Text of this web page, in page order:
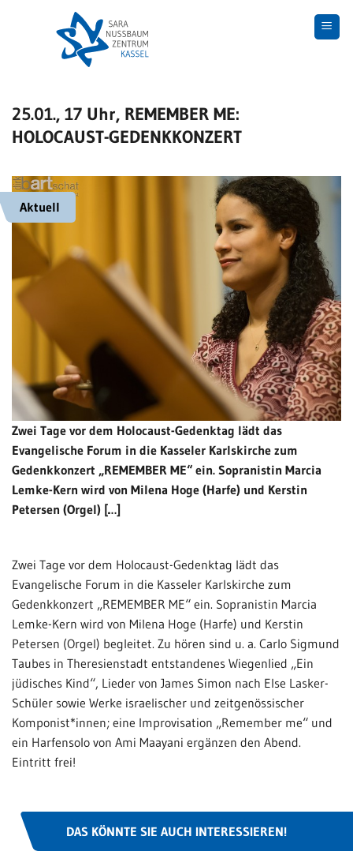
25.01., 17 Uhr, REMEMBER ME:
HOLOCAUST-GEDENKKONZERT
Aktuell
Zwei Tage vor dem Holocaust-Gedenktag lädt das
Evangelische Forum in die Kasseler Karlskirche zum
Gedenkkonzert „REMEMBER ME“ ein. Sopranistin Marcia
Lemke-Kern wird von Milena Hoge (Harfe) und Kerstin
Petersen (Orgel) […]
Zwei Tage vor dem Holocaust-Gedenktag lädt das
Evangelische Forum in die Kasseler Karlskirche zum
Gedenkkonzert „REMEMBER ME“ ein. Sopranistin Marcia
Lemke-Kern wird von Milena Hoge (Harfe) und Kerstin
Petersen (Orgel) begleitet. Zu hören sind u. a. Carlo Sigmund
Taubes in Theresienstadt entstandenes Wiegenlied „Ein
jüdisches Kind“, Lieder von James Simon nach Else Lasker-
Schüler sowie Werke israelischer und zeitgenössischer
Komponist*innen; eine Improvisation „Remember me“ und
ein Harfensolo von Ami Maayani ergänzen den Abend.
Eintritt frei!
DAS KÖNNTE SIE AUCH INTERESSIEREN!